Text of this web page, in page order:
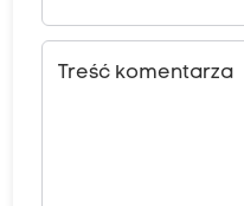
Treść komentarza